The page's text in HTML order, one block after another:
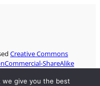
Creative Commons
ShareAlike
we give you the best